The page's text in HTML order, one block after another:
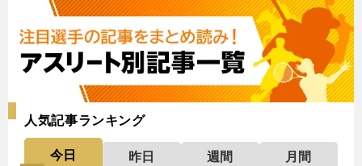
人気記事ランキング
今日 昨日 週間
月間